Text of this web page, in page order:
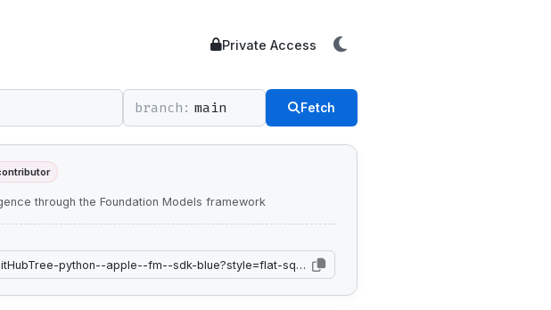
Private Access
branch: Fetch
through the Foundation Models framework